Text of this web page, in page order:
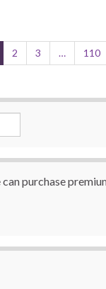
2 3 … 110
purchase